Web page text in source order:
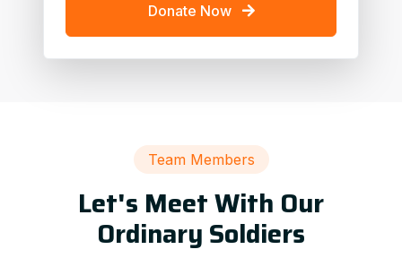
Donate Now
Team Members
Let's Meet With Our
Ordinary Soldiers